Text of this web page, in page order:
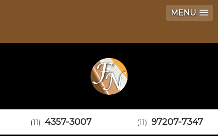
MENU
(11) 4357-3007 (11) 97207-7347